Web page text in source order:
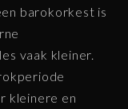
barokorkest is
vaak kleiner.
kleinere en